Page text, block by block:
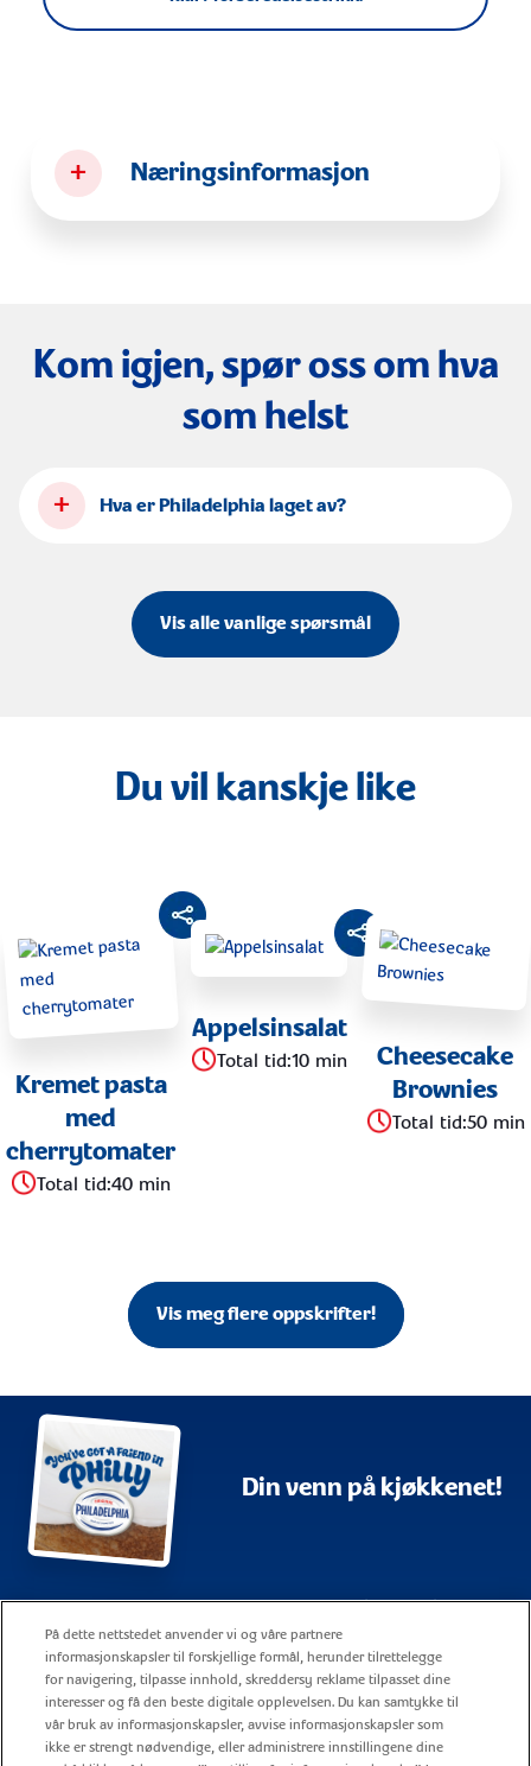
+ Næringsinformasjon
Kom igjen, spør oss om hva
som helst
+ Hva er Philadelphia laget av?
Vis alle vanlige spørsmål
Du vil kanskje like
Kremet pasta
med
cherrytomater
Total tid:40 min
Appelsinsalat
Total tid:10 min
Cheesecake
Brownies
Total tid:50 min
Vis meg flere oppskrifter!
Din venn på kjøkkenet!
Kart over siden
Oss
Retningslinjer for informasjonskapsler
Personvernerklæring
Vilkår for bruk
Selskapsrapportering
Kontakt
Karriere
På dette nettstedet anvender vi og våre partnere
informasjonskapsler til forskjellige formål, herunder tilrettelegge
for navigering, tilpasse innhold, skreddersy reklame tilpasset dine
interesser og få den beste digitale opplevelsen. Du kan samtykke til
vår bruk av informasjonskapsler, avvise informasjonskapsler som
ikke er strengt nødvendige, eller administrere innstillingene dine